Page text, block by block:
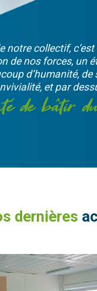
notre collectif, c’est
de nos forces, un
d’humanité, de
et par
de bâtir
dernières